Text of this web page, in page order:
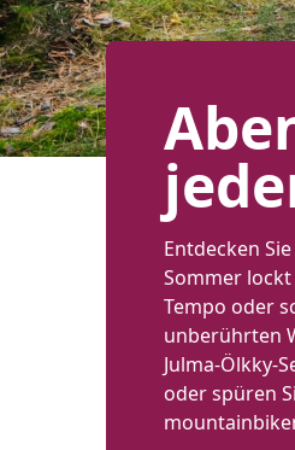
Entdecken
Sommer
Tempo oder
unberührten
Julma-Ölkky-
oder spüren